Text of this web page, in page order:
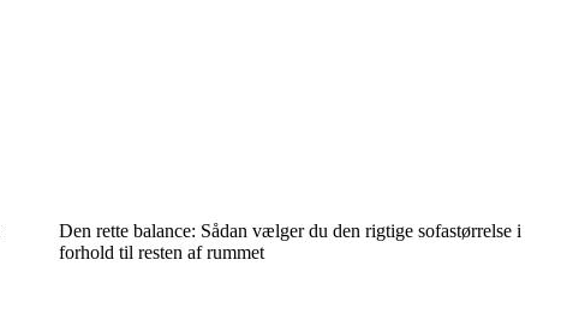
Den rette balance: Sådan vælger du den rigtige sofastørrelse i
forhold til resten af rummet